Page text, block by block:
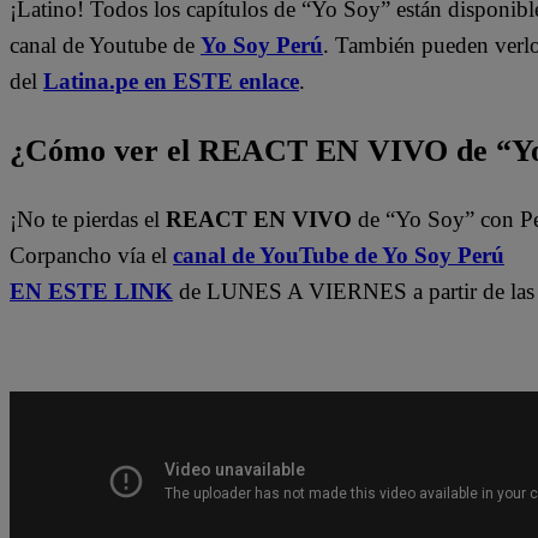
¡Latino! Todos los capítulos de “Yo Soy” están
canal de Youtube de Yo Soy Perú. También pueden
del Latina.pe en ESTE enlace.
¿Cómo ver el REACT EN VIVO de
¡No te pierdas el REACT EN VIVO de “Yo Soy” con
Corpancho vía el canal de YouTube de Yo Soy Perú
EN ESTE LINK de LUNES A VIERNES a partir de